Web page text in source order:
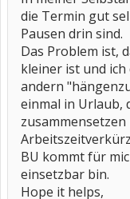
die Termin gut
Pausen drin sind.
Das Problem ist,
kleiner ist und ich
andern
einmal in Urlaub,
BU kommt für
einsetzbar bin.
Hope it helps,